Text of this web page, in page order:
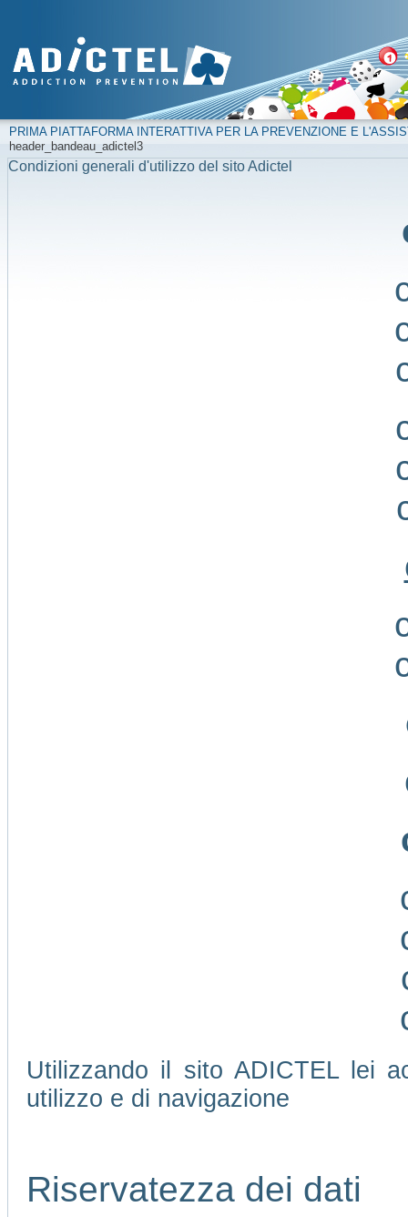
PRIMA PIATTAFORMA INTERATTIVA PER LA PREVENZIONE E
header_bandeau_adictel3
Condizioni generali d'utilizzo del sito Adictel
Utilizzando il sito ADICTEL lei
utilizzo e di navigazione
Riservatezza dei dati